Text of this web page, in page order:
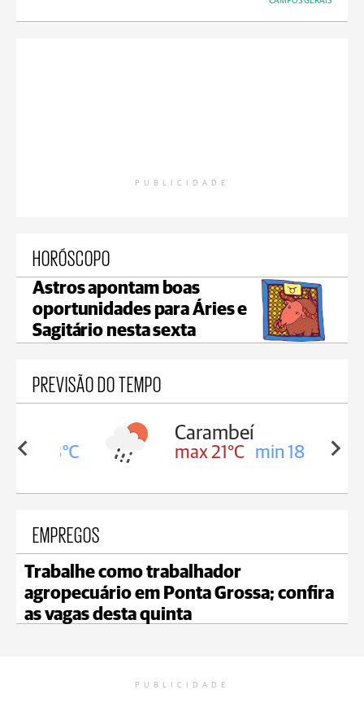
PUBLICIDADE
HORÓSCOPO
Astros apontam boas
oportunidades para Áries e
Sagitário nesta sexta
PREVISÃO DO TEMPO
18°C
Carambeí
max 21°C min 18°C
EMPREGOS
Trabalhe como trabalhador
agropecuário em Ponta Grossa; confira
as vagas desta quinta
PUBLICIDADE